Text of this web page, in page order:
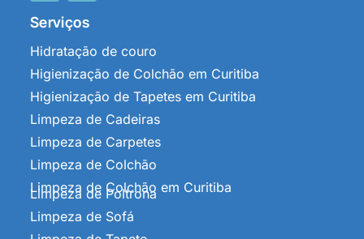
Serviços
Hidratação de couro
Higienização de Colchão em Curitiba
Higienização de Tapetes em Curitiba
Limpeza de Cadeiras
Limpeza de Carpetes
Limpeza de Colchão
Limpeza de Colchão em Curitiba
Limpeza de Poltrona
Limpeza de Sofá